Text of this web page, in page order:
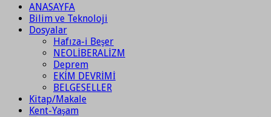
ANASAYFA
Bilim ve Teknoloji
Dosyalar
Hafıza-i Beşer
NEOLİBERALİZM
Deprem
EKİM DEVRİMİ
BELGESELLER
Kitap/Makale
Kent-Yaşam